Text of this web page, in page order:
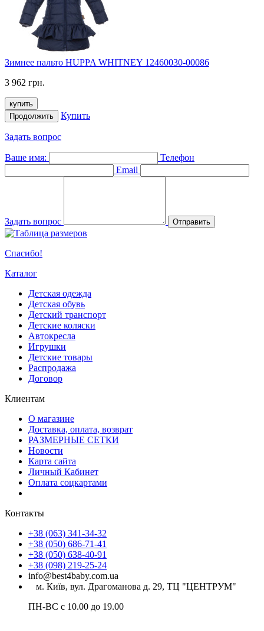
Зимнее пальто HUPPA WHITNEY 12460030-00086
3 962 грн.
купить
Продолжить
Купить
Задать вопрос
Ваше имя:
Телефон
Email
Задать вопрос Отправить
Спасибо!
Каталог
Детская одежда
Детская обувь
Детский транспорт
Детские коляски
Автокресла
Игрушки
Детские товары
Распродажа
Договор
Клиентам
О магазине
Доставка, оплата, возврат
РАЗМЕРНЫЕ СЕТКИ
Новости
Карта сайта
Личный Кабинет
Оплата соцкартами
Контакты
+38 (063) 341-34-32
+38 (050) 686-71-41
+38 (050) 638-40-91
+38 (098) 219-25-24
info@best4baby.com.ua
м. Київ, вул. Драгоманова д. 29, ТЦ "ЦЕНТРУМ"
ПН-ВС с 10.00 до 19.00